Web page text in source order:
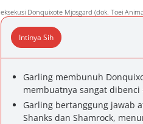
eksekusi Donquixote Mjosgard (dok. Toei
Intinya Sih
Garling membunuh
membuatnya sangat dibenci
Garling bertanggung jawab
Shanks dan Shamrock,